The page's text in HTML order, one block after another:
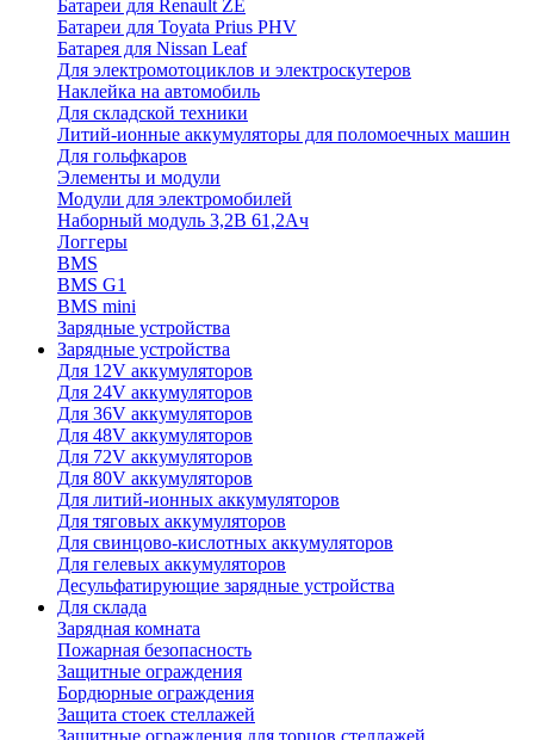
Батареи для Renault ZE
Батареи для Toyata Prius PHV
Батарея для Nissan Leaf
Для электромотоциклов и электроскутеров
Наклейка на автомобиль
Для складской техники
Литий-ионные аккумуляторы для поломоечных машин
Для гольфкаров
Элементы и модули
Модули для электромобилей
Наборный модуль 3,2В 61,2Ач
Логгеры
BMS
BMS G1
BMS mini
Зарядные устройства
Зарядные устройства
Для 12V аккумуляторов
Для 24V аккумуляторов
Для 36V аккумуляторов
Для 48V аккумуляторов
Для 72V аккумуляторов
Для 80V аккумуляторов
Для литий-ионных аккумуляторов
Для тяговых аккумуляторов
Для свинцово-кислотных аккумуляторов
Для гелевых аккумуляторов
Десульфатирующие зарядные устройства
Для склада
Зарядная комната
Пожарная безопасность
Защитные ограждения
Бордюрные ограждения
Защита стоек стеллажей
Защитные ограждения для торцов стеллажей